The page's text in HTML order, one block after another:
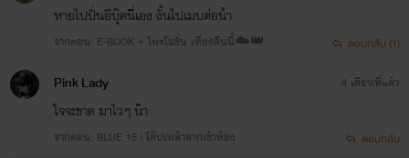
หายไปปั่นอีบุ๊คนี่เอง งั้นไปเมบต่อน้า
จากตอน: E-BOOK + โพรโมชั่น เที่ยงคืนนี้☁️👑 ตอบกลับ (1)
Pink Lady
ใจจะขาด มาไวๆ น๊า
จากตอน: BLUE 15 | โด๊ปเหล้าลากเข้าห้อง
4 เดือนที่แล้ว
ตอบกลับ